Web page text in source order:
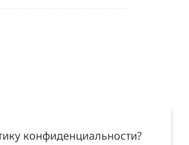
конфиденциальности?